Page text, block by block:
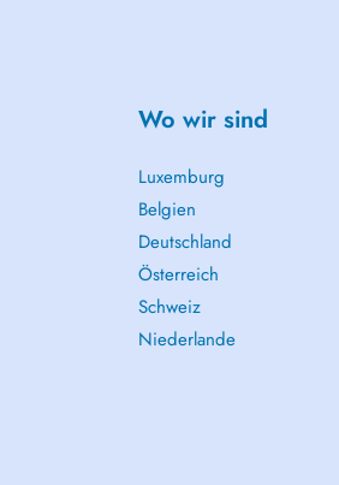
Wo wir sind
Luxemburg
Belgien
Deutschland
Österreich
Schweiz
Niederlande